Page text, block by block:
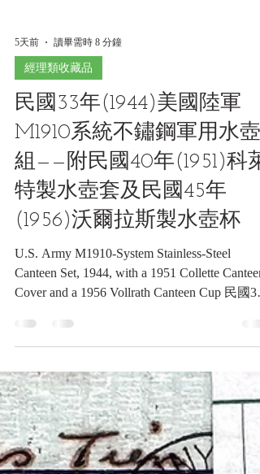
5天前 讀畢需時 8 分鐘
經理類收藏品
民國33年(1944)美國陸軍
M1910系統不鏽鋼軍用水壺
組——附民國40年(1951)科萊
特製水壺套及民國45年
(1956)沃爾拉斯製水壺杯
U.S. Army M1910-System Stainless-Steel
Cover and a 1956 Vollrath Canteen Cup 民國33
年(1944)美國陸軍M1910系統不鏽鋼軍用水
國45年(1956)沃爾拉斯製水壺杯《Black
Museum Collections | 黑水博物館館藏》 1. 基
本資料 文物名稱：民國33年(1944)美國陸軍
M1910系統不鏽鋼軍用水壺組——附民國40
(1951)科萊特製水壺套及民國45年(1956)沃爾